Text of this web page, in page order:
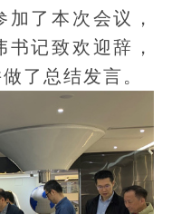
了本次会议，
记致欢迎辞，
了总结发言。